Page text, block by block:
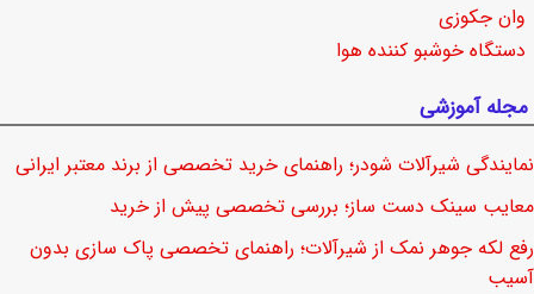
وان جکوزی
دستگاه خوشبو کننده هوا
مجله آموزشی
نمایندگی شیرآلات شودر؛ راهنمای خرید تخصصی از برند معتبر ایرانی
معایب سینک دست ساز؛ بررسی تخصصی پیش از خرید
رفع لکه جوهر نمک از شیرآلات؛ راهنمای تخصصی پاک سازی بدون
آسیب